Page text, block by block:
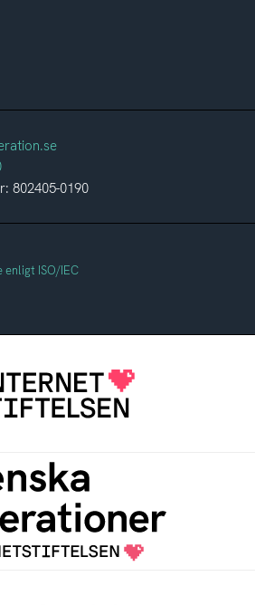
802405-0190
enligt ISO/IEC
verkar för ett internet som
till människan och samhället
federationer
i en sektors- eller
federation